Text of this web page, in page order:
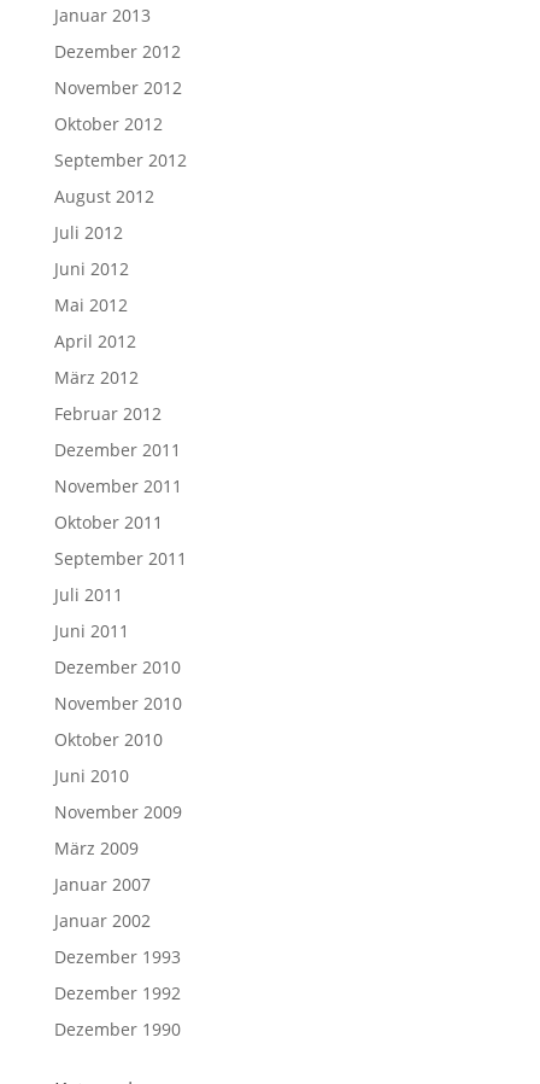
Januar 2013
Dezember 2012
November 2012
Oktober 2012
September 2012
August 2012
Juli 2012
Juni 2012
Mai 2012
April 2012
März 2012
Februar 2012
Dezember 2011
November 2011
Oktober 2011
September 2011
Juli 2011
Juni 2011
Dezember 2010
November 2010
Oktober 2010
Juni 2010
November 2009
März 2009
Januar 2007
Januar 2002
Dezember 1993
Dezember 1992
Dezember 1990